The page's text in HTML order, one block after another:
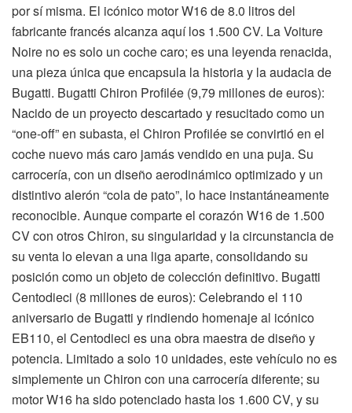
por sí misma. El icónico motor W16 de 8.0 litros del
fabricante francés alcanza aquí los 1.500 CV. La Voiture
Noire no es solo un coche caro; es una leyenda renacida,
una pieza única que encapsula la historia y la audacia de
Bugatti. Bugatti Chiron Profilée (9,79 millones de euros):
Nacido de un proyecto descartado y resucitado como un
“one-off” en subasta, el Chiron Profilée se convirtió en el
coche nuevo más caro jamás vendido en una puja. Su
carrocería, con un diseño aerodinámico optimizado y un
distintivo alerón “cola de pato”, lo hace instantáneamente
reconocible. Aunque comparte el corazón W16 de 1.500
CV con otros Chiron, su singularidad y la circunstancia de
su venta lo elevan a una liga aparte, consolidando su
posición como un objeto de colección definitivo. Bugatti
Centodieci (8 millones de euros): Celebrando el 110
aniversario de Bugatti y rindiendo homenaje al icónico
EB110, el Centodieci es una obra maestra de diseño y
potencia. Limitado a solo 10 unidades, este vehículo no es
simplemente un Chiron con una carrocería diferente; su
motor W16 ha sido potenciado hasta los 1.600 CV, y su